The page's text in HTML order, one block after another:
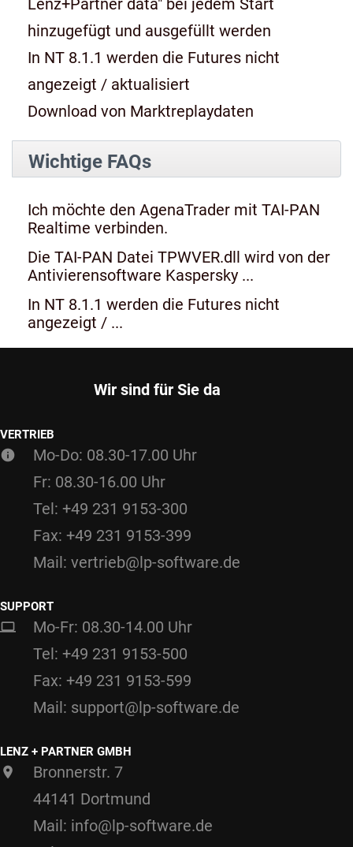
hinzugefügt und ausgefüllt werden
In NT 8.1.1 werden die Futures nicht
angezeigt / aktualisiert
Download von Marktreplaydaten
Wichtige FAQs
Ich möchte den AgenaTrader mit TAI-PAN
Realtime verbinden.
Die TAI-PAN Datei TPWVER.dll wird von der
Antivierensoftware Kaspersky ...
In NT 8.1.1 werden die Futures nicht
angezeigt / ...
Wir sind für Sie da
VERTRIEB
Mo-Do: 08.30-17.00 Uhr
Fr: 08.30-16.00 Uhr
Tel: +49 231 9153-300
Fax: +49 231 9153-399
Mail: vertrieb@lp-software.de
SUPPORT
Mo-Fr: 08.30-14.00 Uhr
Tel: +49 231 9153-500
Fax: +49 231 9153-599
Mail: support@lp-software.de
LENZ + PARTNER GMBH
Bronnerstr. 7
44141 Dortmund
Mail: info@lp-software.de